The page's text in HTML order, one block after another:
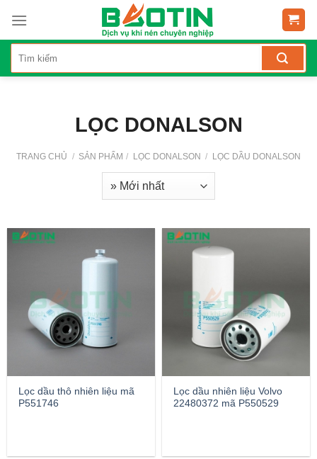
content
LỌC DONALSON
TRANG CHỦ / SẢN PHẨM / LỌC DONALSON / LỌC DẦU DONALSON
Lọc dầu thô nhiên liệu mã
P551746
Lọc dầu nhiên liệu Volvo
22480372 mã P550529